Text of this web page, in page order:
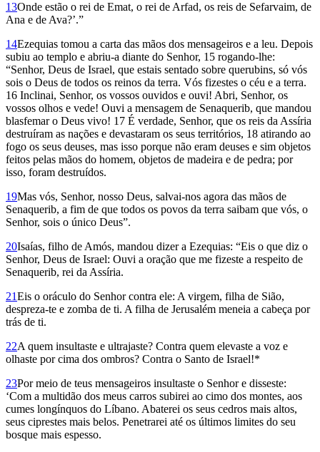
13Onde estão o rei de Emat, o rei de Arfad, os reis de Sefarvaim, de
Ana e de Ava?’.”
14Ezequias tomou a carta das mãos dos mensageiros e a leu. Depois
subiu ao templo e abriu-a diante do Senhor, 15 rogando-lhe:
“Senhor, Deus de Israel, que estais sentado sobre querubins, só vós
sois o Deus de todos os reinos da terra. Vós fizestes o céu e a terra.
16 Inclinai, Senhor, os vossos ouvidos e ouvi! Abri, Senhor, os
vossos olhos e vede! Ouvi a mensagem de Senaquerib, que mandou
blasfemar o Deus vivo! 17 É verdade, Senhor, que os reis da Assíria
destruíram as nações e devastaram os seus territórios, 18 atirando ao
fogo os seus deuses, mas isso porque não eram deuses e sim objetos
feitos pelas mãos do homem, objetos de madeira e de pedra; por
isso, foram destruídos.
19Mas vós, Senhor, nosso Deus, salvai-nos agora das mãos de
Senaquerib, a fim de que todos os povos da terra saibam que vós, o
Senhor, sois o único Deus”.
20Isaías, filho de Amós, mandou dizer a Ezequias: “Eis o que diz o
Senhor, Deus de Israel: Ouvi a oração que me fizeste a respeito de
Senaquerib, rei da Assíria.
21Eis o oráculo do Senhor contra ele: A virgem, filha de Sião,
despreza-te e zomba de ti. A filha de Jerusalém meneia a cabeça por
trás de ti.
22A quem insultaste e ultrajaste? Contra quem elevaste a voz e
olhaste por cima dos ombros? Contra o Santo de Israel!*
23Por meio de teus mensageiros insultaste o Senhor e disseste:
‘Com a multidão dos meus carros subirei ao cimo dos montes, aos
cumes longínquos do Líbano. Abaterei os seus cedros mais altos,
seus ciprestes mais belos. Penetrarei até os últimos limites do seu
bosque mais espesso.